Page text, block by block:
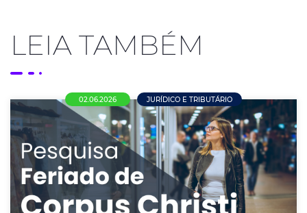
LEIA TAMBÉM
02.06.2026 JURÍDICO E TRIBUTÁRIO
Comércio de Nova Mutum se divide sobre
funcionamento no Corpus Christi; maioria
defende liberdade de decisão ao
empresário